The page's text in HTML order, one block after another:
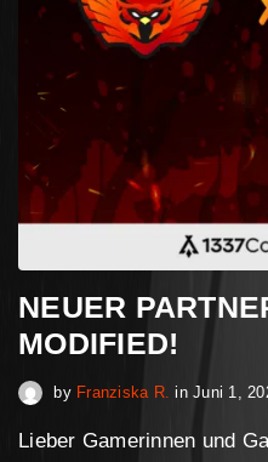
NEUER
MODIFIED!
by Franziska R. inJuni 1,
Lieber Gamerinnen und